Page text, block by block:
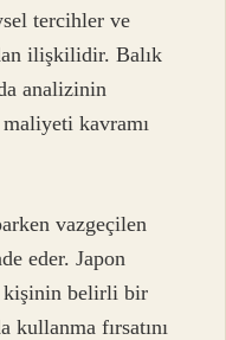
tercihler ve
ilişkilidir. Balık
analizinin
kavramı
vazgeçilen
eder. Japon
kişinin belirli bir
kullanma fırsatını